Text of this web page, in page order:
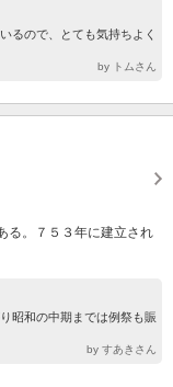
るので、とても気持ちよく
by トムさん
る。７５３年に建立され
昭和の中期までは例祭も賑
by すあきさん